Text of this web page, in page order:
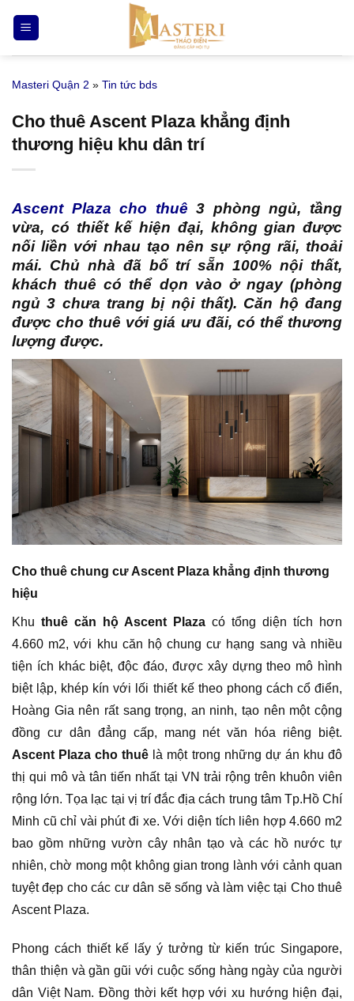
qua
nội
Masteri Quận 2 » Tin tức bds
Cho thuê Ascent Plaza khẳng định
thương hiệu khu dân trí
Ascent Plaza cho thuê 3 phòng ngủ, tầng
vừa, có thiết kế hiện đại, không gian được
nối liền với nhau tạo nên sự rộng rãi, thoải
mái. Chủ nhà đã bố trí sẵn 100% nội thất,
khách thuê có thể dọn vào ở ngay (phòng
ngủ 3 chưa trang bị nội thất). Căn hộ đang
được cho thuê với giá ưu đãi, có thể thương
lượng được.
Cho thuê chung cư Ascent Plaza khẳng định thương
hiệu
Khu thuê căn hộ Ascent Plaza có tổng diện tích hơn
4.660 m2, với khu căn hộ chung cư hạng sang và nhiều
tiện ích khác biệt, độc đáo, được xây dựng theo mô hình
biệt lập, khép kín với lối thiết kế theo phong cách cổ điển,
Hoàng Gia nên rất sang trọng, an ninh, tạo nên một cộng
đồng cư dân đẳng cấp, mang nét văn hóa riêng biệt.
Ascent Plaza cho thuê là một trong những dự án khu đô
thị qui mô và tân tiến nhất tại VN trải rộng trên khuôn viên
rộng lớn. Tọa lạc tại vị trí đắc địa cách trung tâm Tp.Hồ Chí
Minh cũ chỉ vài phút đi xe. Với diện tích liên hợp 4.660 m2
bao gồm những vườn cây nhân tạo và các hồ nước tự
nhiên, chờ mong một không gian trong lành với cảnh quan
tuyệt đẹp cho các cư dân sẽ sống và làm việc tại Cho thuê
Ascent Plaza.
Phong cách thiết kế lấy ý tưởng từ kiến trúc Singapore,
thân thiện và gần gũi với cuộc sống hàng ngày của người
dân Việt Nam. Đồng thời kết hợp với xu hướng hiện đại,